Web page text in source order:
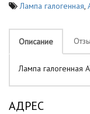
Лампа галогенная,
Описание
Лампа галогенная
АДРЕС